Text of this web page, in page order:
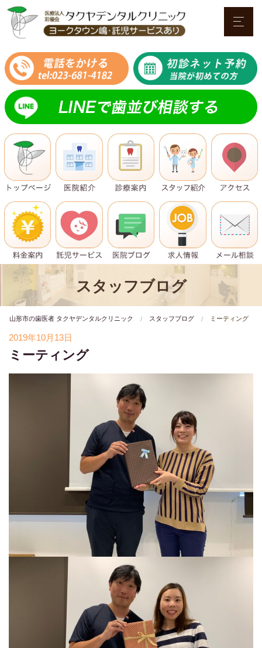
スタッフブログ
山形市の歯医者 タクヤデンタルクリニック スタッフブログ ミーティング
2019年10月13日
ミーティング